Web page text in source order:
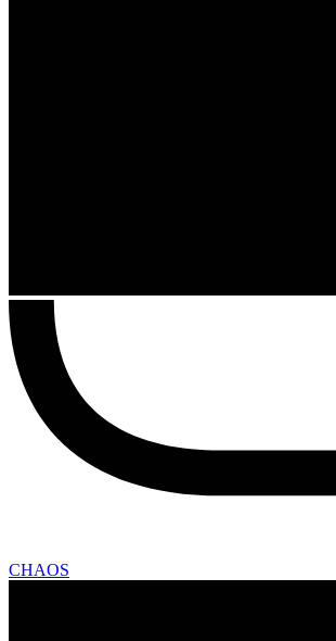
CHAOS